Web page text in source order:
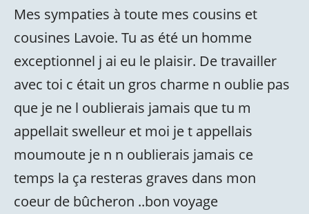
Mes sympaties à toute mes cousins et
cousines Lavoie. Tu as été un homme
exceptionnel j ai eu le plaisir. De travailler
avec toi c était un gros charme n oublie pas
que je ne l oublierais jamais que tu m
appellait swelleur et moi je t appellais
moumoute je n n oublierais jamais ce
temps la ça resteras graves dans mon
coeur de bûcheron ..bon voyage